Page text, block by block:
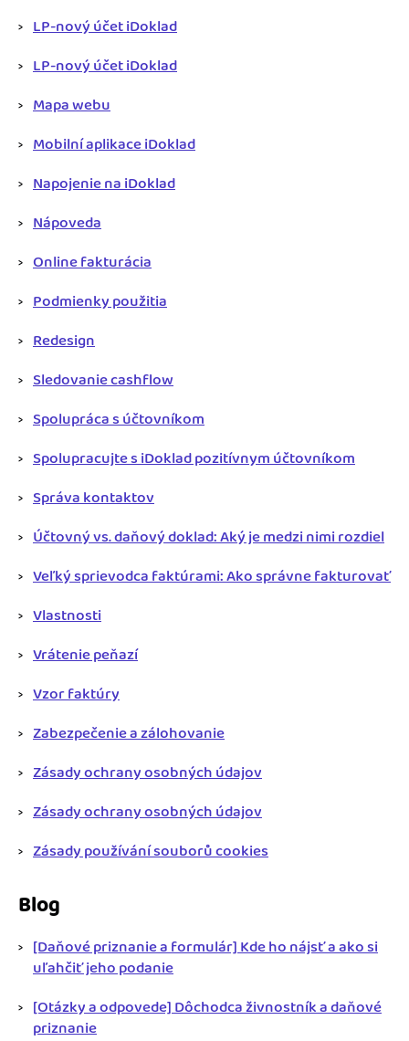
LP-nový účet iDoklad
LP-nový účet iDoklad
Mapa webu
Mobilní aplikace iDoklad
Napojenie na iDoklad
Nápoveda
Online fakturácia
Podmienky použitia
Redesign
Sledovanie cashflow
Spolupráca s účtovníkom
Spolupracujte s iDoklad pozitívnym účtovníkom
Správa kontaktov
Účtovný vs. daňový doklad: Aký je medzi nimi rozdiel
Veľký sprievodca faktúrami: Ako správne fakturovať
Vlastnosti
Vrátenie peňazí
Vzor faktúry
Zabezpečenie a zálohovanie
Zásady ochrany osobných údajov
Zásady ochrany osobných údajov
Zásady používání souborů cookies
Blog
[Daňové priznanie a formulár] Kde ho nájsť a ako si
uľahčiť jeho podanie
[Otázky a odpovede] Dôchodca živnostník a daňové
priznanie